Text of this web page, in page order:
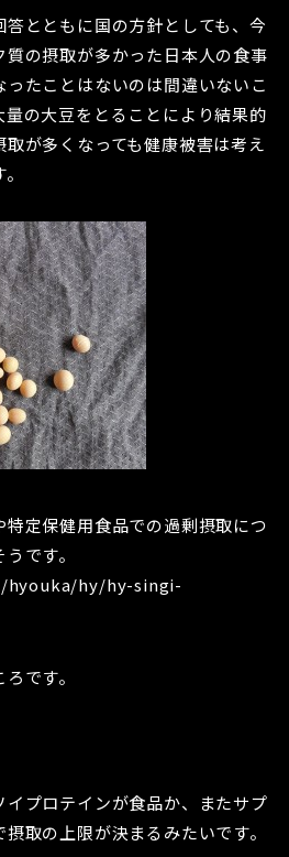
とともに国の方針としても、今
質の摂取が多かった日本人の食事
たことはないのは間違いないこ
量の大豆をとることにより結果的
が多くなっても健康被害は考え
定保健用食品での過剰摂取につ
です。
hy/hy-singi-
です。
プロテインが食品か、またサプ
取の上限が決まるみたいです。